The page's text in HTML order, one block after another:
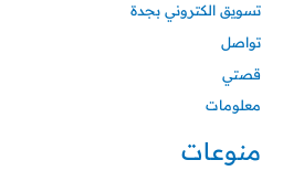
تسويق الكتروني بجدة
تواصل
قصتي
معلومات
منوعات